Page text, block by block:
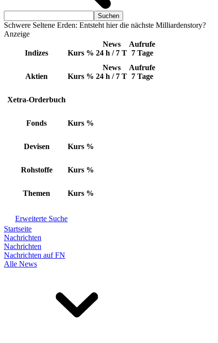
Schwere Seltene Erden: Entsteht hier die nächste Milliardenstory?
Anzeige
Indizes Kurs %
News
24 h / 7 T
Aufrufe
7 Tage
Aktien Kurs %
News
24 h / 7 T
Aufrufe
7 Tage
Xetra-Orderbuch
Fonds Kurs %
Devisen Kurs %
Rohstoffe Kurs %
Themen Kurs %
Erweiterte Suche
Startseite
Nachrichten
Nachrichten
Nachrichten auf FN
Alle News